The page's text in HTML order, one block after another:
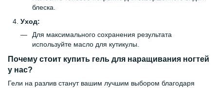
блеска.
Уход:
Для максимального сохранения результата
используйте масло для кутикулы.
Почему стоит купить гель для наращивания ногтей
у нас?
Гели на разлив станут вашим лучшим выбором благодаря